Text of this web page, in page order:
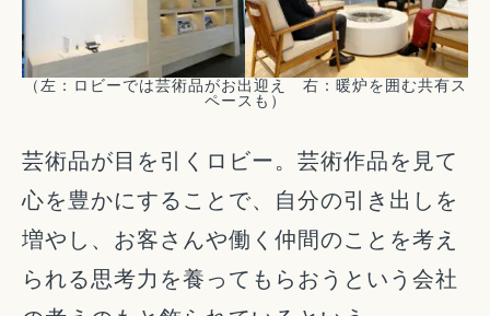
（左：ロビーでは芸術品がお出迎え 右：暖炉を囲む共有ス
ペースも）
芸術品が目を引くロビー。芸術作品を見て
心を豊かにすることで、自分の引き出しを
増やし、お客さんや働く仲間のことを考え
られる思考力を養ってもらおうという会社